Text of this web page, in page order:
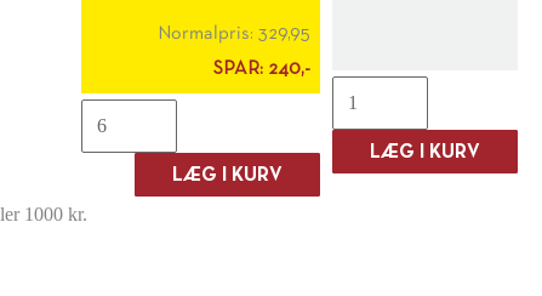
Normalpris: 329,95
SPAR: 240,-
Monzio
Compagnoni
Franciacorta
Brut
LÆG I KURV
Monzio
Compagnoni
Franciacorta
LÆG I KURV
1000 kr.